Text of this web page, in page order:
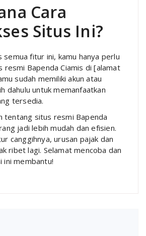
Cara
Situs Ini?
semua fitur ini, kamu hanya perlu
resmi Bapenda Ciamis di [alamat
sudah memiliki akun atau
dahulu untuk memanfaatkan
tersedia.
tentang situs resmi Bapenda
jadi lebih mudah dan efisien.
canggihnya, urusan pajak dan
ribet lagi. Selamat mencoba dan
ini membantu!